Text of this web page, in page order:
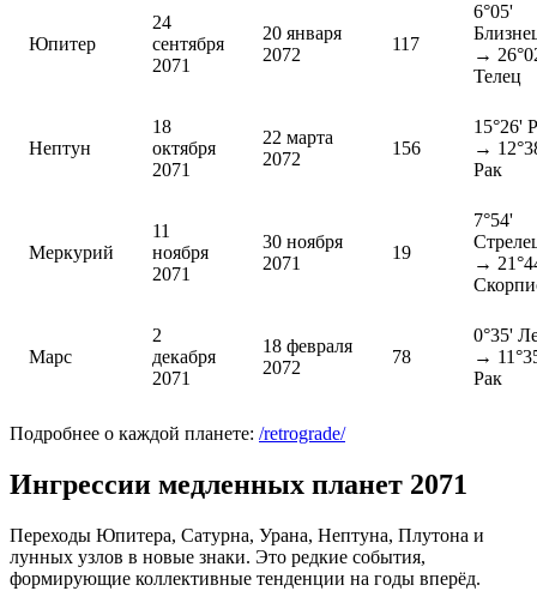
Юпитер
24
сентября
2071
20 января
2072
117
6°05'
→
Телец
Нептун
18
октября
2071
22 марта
2072
156
15°26'
→
Рак
Меркурий
11
ноября
2071
30 ноября
2071
19
7°54'
→
Марс
2
декабря
2071
18 февраля
2072
78
0°35'
→
Рак
Подробнее о каждой планете: /retrograde/
Ингрессии медленных планет 2071
Переходы Юпитера, Сатурна, Урана, Нептуна, Плутона и
лунных узлов в новые знаки. Это редкие события,
формирующие коллективные тенденции на годы вперёд.